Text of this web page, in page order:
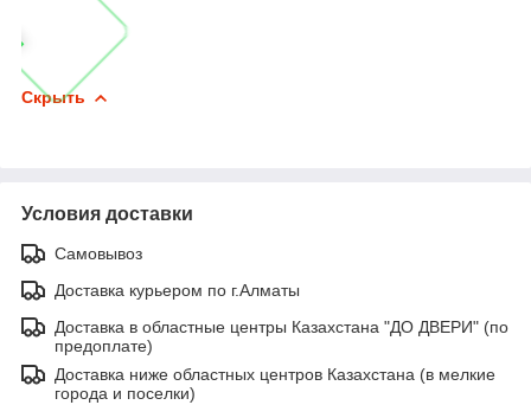
Скрыть
Условия доставки
Самовывоз
Доставка курьером по г.Алматы
Доставка в областные центры Казахстана "ДО ДВЕРИ" (по
предоплате)
Доставка ниже областных центров Казахстана (в мелкие
города и поселки)